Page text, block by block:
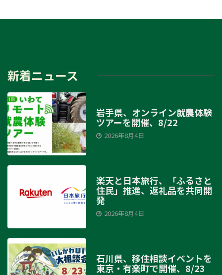
新着ニュース
岩手県、オンライン就農体験
ツアーを開催、8/22
2026年8月4日
楽天と日本旅行、「ふるさと
住民」推進、返礼品を共同開
発
2026年8月4日
石川県、移住相談イベントを
東京・有楽町で開催、8/23